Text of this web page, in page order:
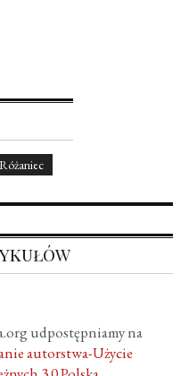
Różaniec
udpostępniamy na
autorstwa-Użycie